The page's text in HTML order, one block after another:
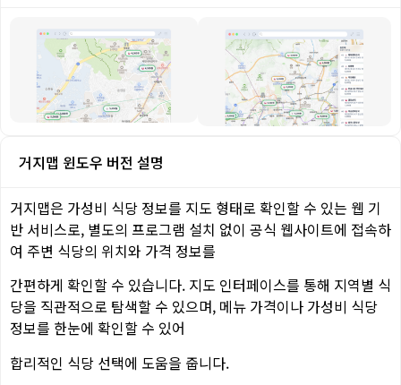
거지맵 윈도우 버전 설명
거지맵은 가성비 식당 정보를 지도 형태로 확인할 수 있는 웹 기
반 서비스로, 별도의 프로그램 설치 없이 공식 웹사이트에 접속하
여 주변 식당의 위치와 가격 정보를
간편하게 확인할 수 있습니다. 지도 인터페이스를 통해 지역별 식
당을 직관적으로 탐색할 수 있으며, 메뉴 가격이나 가성비 식당
정보를 한눈에 확인할 수 있어
합리적인 식당 선택에 도움을 줍니다.